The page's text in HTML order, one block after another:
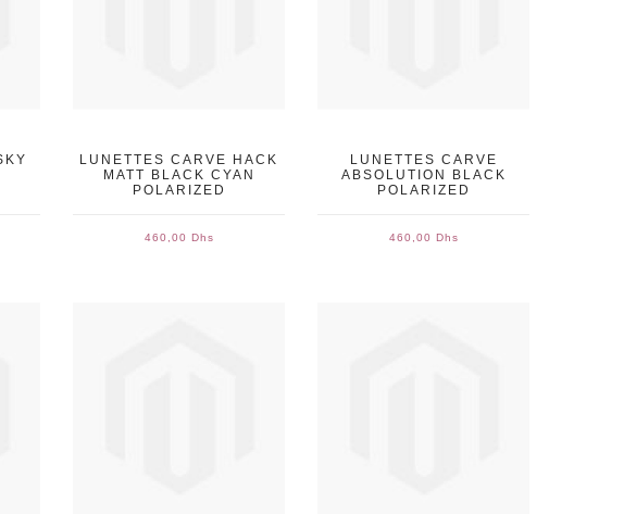
LUNETTES CARVE HACK
MATT BLACK CYAN
POLARIZED
460,00 Dhs
LUNETTES CARVE
ABSOLUTION BLACK
POLARIZED
460,00 Dhs